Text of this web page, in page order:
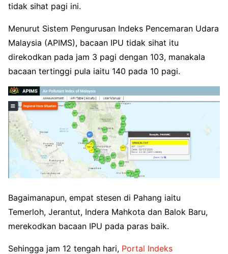
tidak sihat pagi ini.
Menurut Sistem Pengurusan Indeks Pencemaran Udara
Malaysia (APIMS), bacaan IPU tidak sihat itu
direkodkan pada jam 3 pagi dengan 103, manakala
bacaan tertinggi pula iaitu 140 pada 10 pagi.
Bagaimanapun, empat stesen di Pahang iaitu
Temerloh, Jerantut, Indera Mahkota dan Balok Baru,
merekodkan bacaan IPU pada paras baik.
Sehingga jam 12 tengah hari, Portal Indeks